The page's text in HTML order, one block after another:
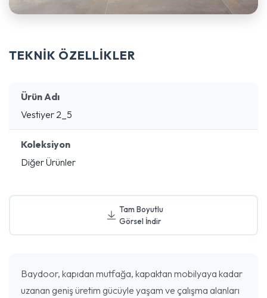
TEKNİK ÖZELLİKLER
Ürün Adı
Vestiyer 2_5
Koleksiyon
Diğer Ürünler
Tam Boyutlu
Görsel İndir
Baydoor, kapıdan mutfağa, kapaktan mobilyaya kadar
uzanan geniş üretim gücüyle yaşam ve çalışma alanları